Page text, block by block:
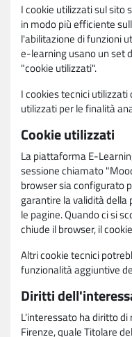
I cookie utilizzati sul sito
in modo più efficiente
l'abilitazione di funzioni
e-learning usano un set
"cookie utilizzati".
I cookies tecnici
utilizzati per le finalità
Cookie utilizzati
La piattaforma E-
sessione chiamato
browser sia configurato
garantire la validità
le pagine. Quando ci si
chiude il browser, il
Altri cookie tecnici
funzionalità aggiuntive
Diritti
L'interessato ha diritto
Firenze, quale Titolare